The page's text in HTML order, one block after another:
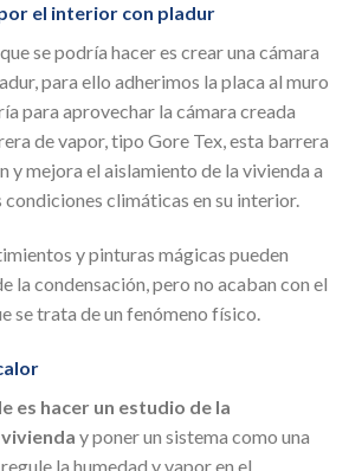
el interior con pladur
que se podría hacer es crear una cámara
para ello adherimos la placa al muro
para aprovechar la cámara creada
de vapor, tipo Gore Tex, esta barrera
y mejora el aislamiento de la vivienda a
condiciones climáticas en su interior.
y pinturas mágicas pueden
la condensación, pero no acaban con el
se trata de un fenómeno físico.
es hacer un estudio de la
y poner un sistema como una
la humedad y vapor en el